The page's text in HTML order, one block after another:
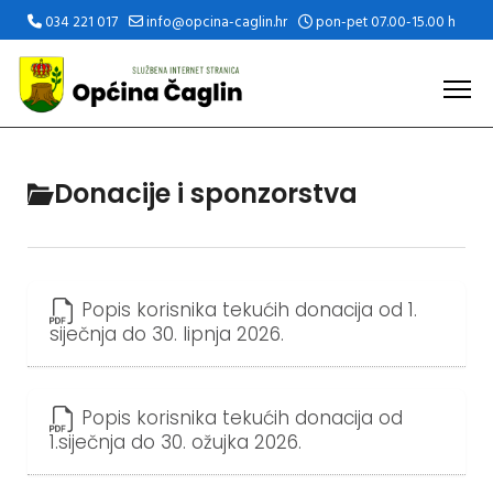
034 221 017 info@opcina-caglin.hr pon-pet 07.00-15.00 h
Donacije i sponzorstva
Popis korisnika tekućih donacija od 1.
siječnja do 30. lipnja 2026.
Popis korisnika tekućih donacija od
1.siječnja do 30. ožujka 2026.